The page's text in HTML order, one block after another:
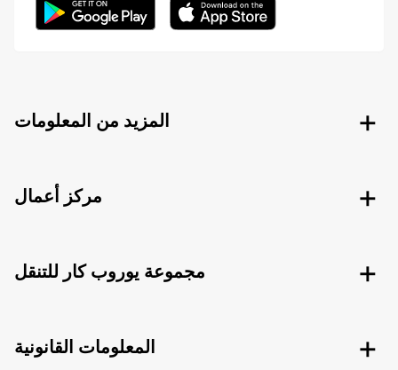
المزيد من المعلومات
مركز أعمال
مجموعة يوروب كار للتنقل
المعلومات القانونية